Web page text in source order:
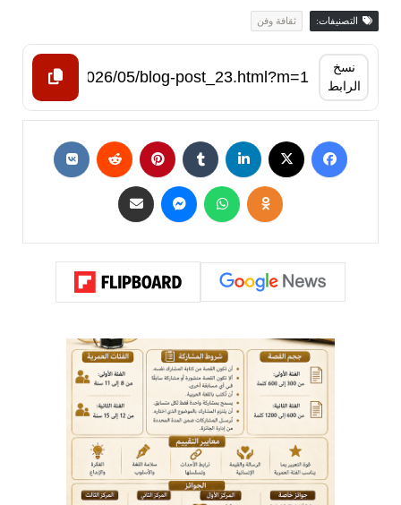
التصنيفات: ثقافة وفن
نسخ
الرابط